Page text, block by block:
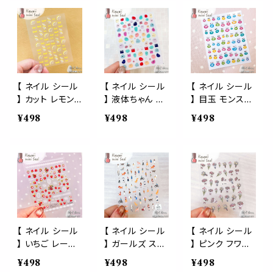
ョン イベント
３D 立体 ぷく ぷ
っくり ステッカ
ー おしゃれ 結
婚式 招待状 ラ
ッピング プレゼ
ント カード シー
ル交換 シール帳
テッカー おしゃ
れ 結婚式 招待
状 ラッピング プ
レゼント カード
シール交換 シー
ル帳
香 香木 希少 お
守り 持ち歩き お
寺の香り 寺院
神社 人気 流行
集中力 ヨガ 勉
強 仕事 和風 瞑
想 精神統一 癒
し ヒーリング リ
く フレグランス
香木 お守り 持
ち歩き お寺の香
り 寺院 神社 人
気 流行 集中力
ヨガ 勉強 仕事
和風 精神統一
癒し ヒーリング
リラックス 落ち
ス プレゼント 女
ツ ネイルアート
ジェルネイル 3D
ぷく ぷっくり 立
体 生活 自然 可
愛い 美容 手 爪
デート 女 男 手
紙 便箋 スタン
プ ステッカー お
招待状 ラッピン
シール交換 デコ
デコレーション
【 ネイル シール
】 カット レモン
檸檬 皮 レモン
ピール フレッシ
橘 くだもの 果
物 ネイルパーツ
ネイルアート ジ
ェルネイル 3D
ぷく ぷっくり 立
体 生活 自然 可
愛い 美容 手 爪
デート 女 男 手
プ ステッカー お
¥498
【 ネイル シール
】 液体ちゃん ス
ライム 透明 スケ
ルトン カラフル
いい 3D 立体 ぷ
っくり エンボス
簡単貼るだけ ネ
イルパーツ ネイ
ルアート ジェル
ネイル 生活 自
然 可愛い 美容
手 爪 デート 女
タンプ ステッカ
¥498
【 ネイル シール
】 目玉 モンスタ
ー くちびるおば
け カラフル 顔
かわいい ネイル
アート ジェルネ
イル 生活 自然
可愛い 美容 手
爪 デート 女 男
手紙 便箋 スタ
ンプ ステッカー
おしゃれ ラッピ
カード シール交
¥498
【 ネイル シール
】 いちご レース
ストロベリー 苺
イチゴ 花 くだも
¥498
【 ネイル シール
】 ガールズ スナ
ップ ファッション
スタイル 散歩
¥498
【 ネイル シール
】 ピンク フワラ
ー ブーケ 花束
イラストタッチ風
¥498